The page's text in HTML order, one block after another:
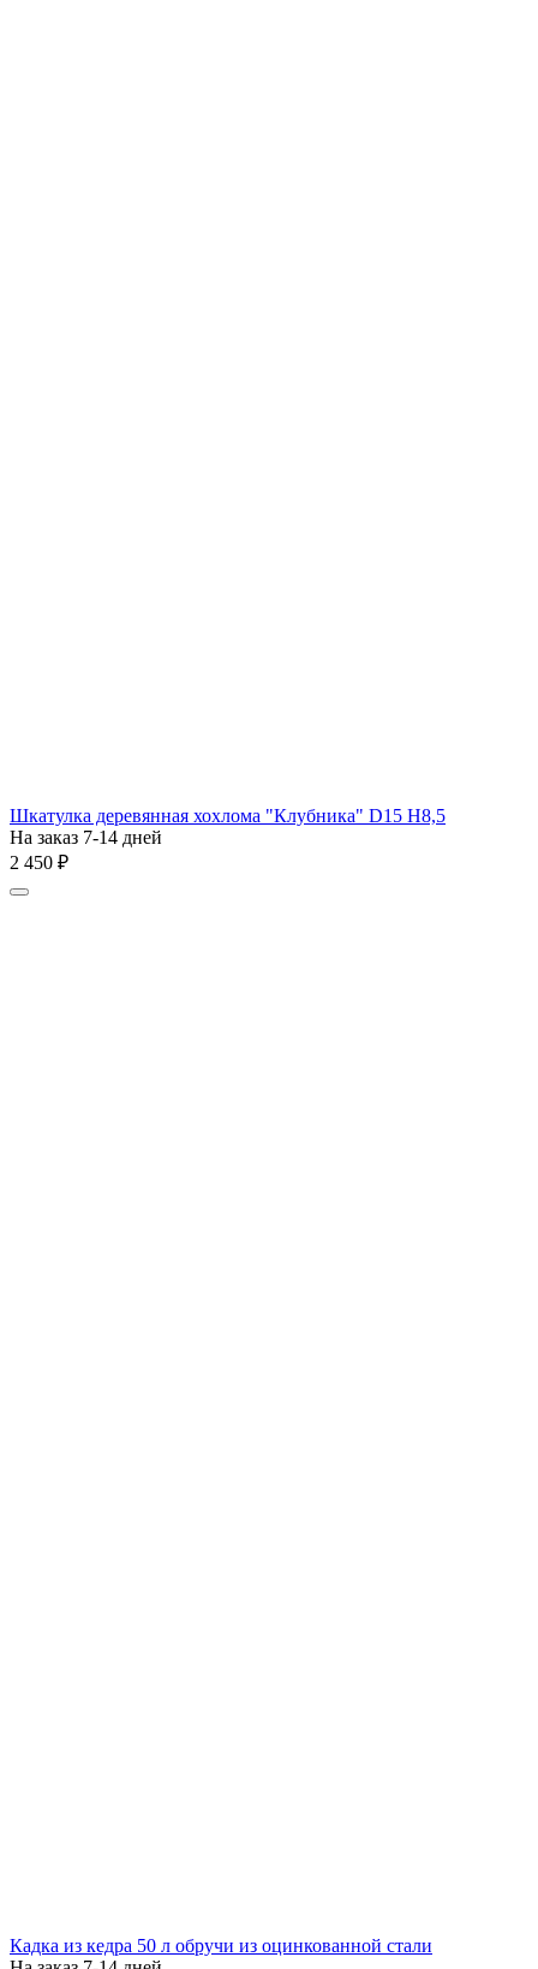
Шкатулка деревянная хохлома "Клубника" D15 H8,5
На заказ 7-14 дней
2 450 ₽
Кадка из кедра 50 л обручи из оцинкованной стали